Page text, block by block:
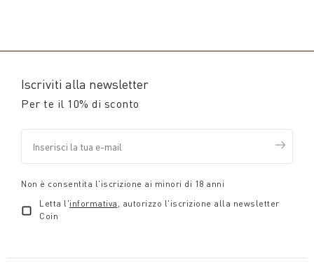
Iscriviti alla newsletter
Per te il 10% di sconto
Non è consentita l'iscrizione ai minori di 18 anni
Letta l'informativa , autorizzo l'iscrizione alla newsletter
Coin